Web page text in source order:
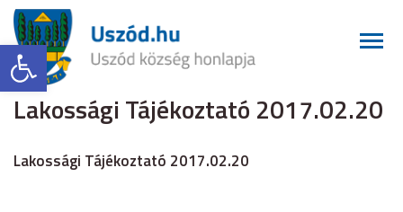
Eszköztár megnyitása
Lakossági Tájékoztató 2017.02.20
Lakossági Tájékoztató 2017.02.20